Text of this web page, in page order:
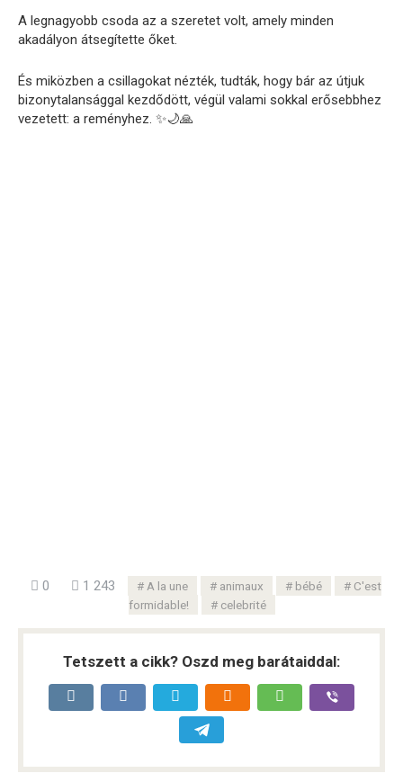
A legnagyobb csoda az a szeretet volt, amely minden
akadályon átsegítette őket.
És miközben a csillagokat nézték, tudták, hogy bár az útjuk
bizonytalansággal kezdődött, végül valami sokkal erősebbhez
vezetett: a reményhez. ✨🌙🙏
0 1 243 A la une animaux bébé
C'est
formidable!
celebrité
Tetszett a cikk? Oszd meg barátaiddal: